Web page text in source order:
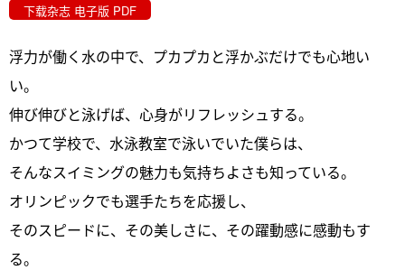
下载杂志 电子版 PDF
浮力が働く水の中で、プカプカと浮かぶだけでも心地い
い。
伸び伸びと泳げば、心身がリフレッシュする。
かつて学校で、水泳教室で泳いでいた僕らは、
そんなスイミングの魅力も気持ちよさも知っている。
オリンピックでも選手たちを応援し、
そのスピードに、その美しさに、その躍動感に感動もす
る。